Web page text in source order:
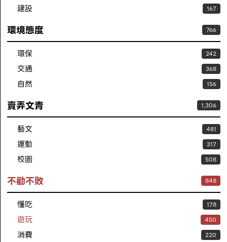
建設 167
環境態度 766
環保 242
交通 368
自然 156
賣弄文青 1,306
藝文 481
運動 317
校園 508
不勸不敗 848
懂吃 178
遊玩 450
消費 220